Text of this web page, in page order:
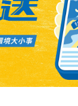
圳這2、3年來
廢液，該局並